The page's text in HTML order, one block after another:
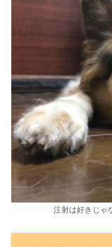
注射は好きじゃ